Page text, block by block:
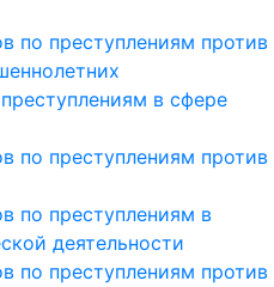
по преступлениям против
в сфере
по преступлениям против
по преступлениям в
деятельности
по преступлениям против